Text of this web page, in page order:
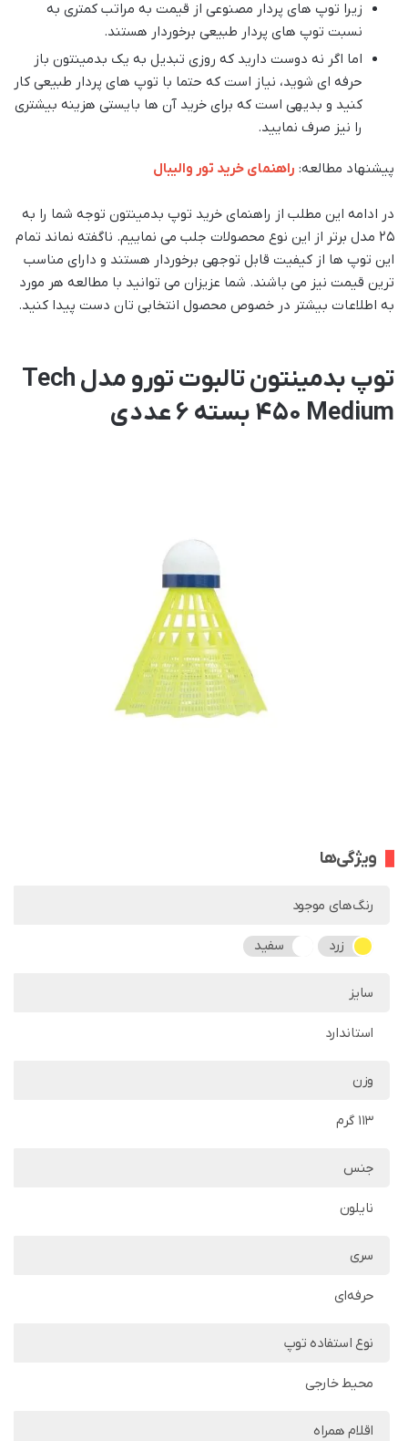
زیرا توپ های پردار مصنوعی از قیمت به مراتب کمتری به
نسبت توپ های پردار طبیعی برخوردار هستند.
اما اگر نه دوست دارید که روزی تبدیل به یک بدمینتون باز
حرفه ای شوید، نیاز است که حتما با توپ های پردار طبیعی کار
کنید و بدیهی است که برای خرید آن ها بایستی هزینه بیشتری
را نیز صرف نمایید.
پیشنهاد مطالعه: راهنمای خرید تور والیبال
در ادامه این مطلب از راهنمای خرید توپ بدمینتون توجه شما را به
۲۵ مدل برتر از این نوع محصولات جلب می نماییم. ناگفته نماند تمام
این توپ ها از کیفیت قابل توجهی برخوردار هستند و دارای مناسب
ترین قیمت نیز می باشند. شما عزیزان می توانید با مطالعه هر مورد
به اطلاعات بیشتر در خصوص محصول انتخابی تان دست پیدا کنید.
توپ بدمینتون تالبوت تورو مدل Tech
450 Medium بسته 6 عددی
ویژگی‌ها
رنگ‌های موجود
زرد سفید
سایز
استاندارد
وزن
113 گرم
جنس
نایلون
سری
حرفه‌ای
نوع استفاده توپ
محیط خارجی
اقلام همراه